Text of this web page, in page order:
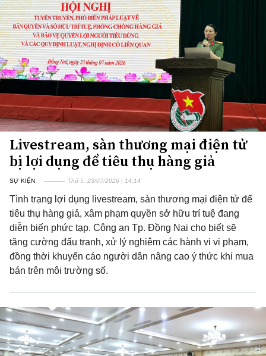
Livestream, sàn thương mại điện tử
bị lợi dụng để tiêu thụ hàng giả
SỰ KIỆN Thứ 5, 23/07/2026 | 14:14
Tình trạng lợi dụng livestream, sàn thương mại điện tử để
tiêu thụ hàng giả, xâm phạm quyền sở hữu trí tuệ đang
diễn biến phức tạp. Công an Tp. Đồng Nai cho biết sẽ
tăng cường đấu tranh, xử lý nghiêm các hành vi vi phạm,
đồng thời khuyến cáo người dân nâng cao ý thức khi mua
bán trên môi trường số.